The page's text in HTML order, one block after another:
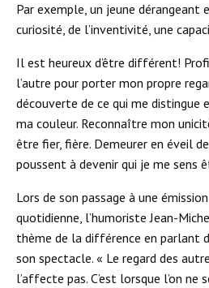
Par exemple, un jeune dérangeant
curiosité, de l’inventivité, une
Il est heureux d’être différent!
l’autre pour porter mon propre
découverte de ce qui me distingue
ma couleur. Reconnaître mon
être fier, fière. Demeurer en éveil
poussent à devenir qui je me sens
Lors de son passage à une
quotidienne, l’humoriste Jean-
thème de la différence en parlant
son spectacle. « Le regard des
l’affecte pas. C’est lorsque l’on ne